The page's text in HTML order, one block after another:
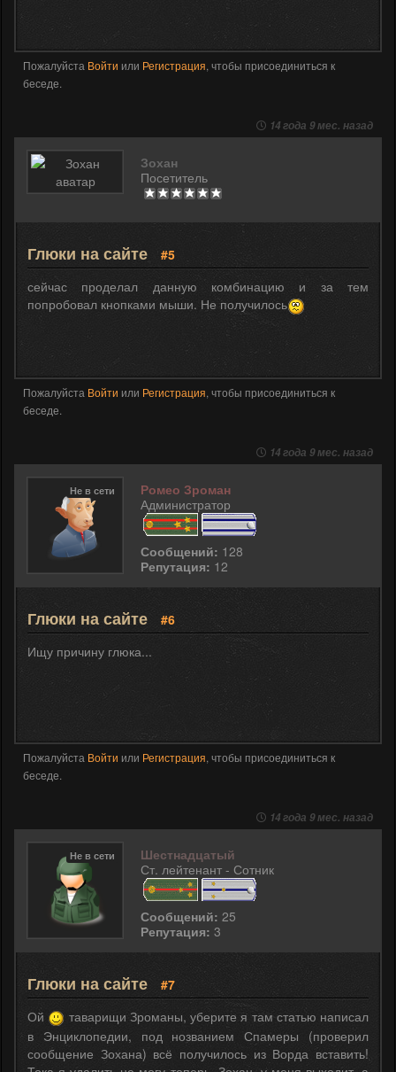
Пожалуйста Войти или Регистрация, чтобы присоединиться к
беседе.
14 года 9 мес. назад
Зохан
Посетитель
Глюки на сайте
#5
сейчас проделал данную комбинацию и за тем
попробовал кнопками мыши. Не получилось
Пожалуйста Войти или Регистрация, чтобы присоединиться к
беседе.
14 года 9 мес. назад
Не в сети
Ромео Зроман
Администратор
Сообщений: 128
Репутация: 12
Глюки на сайте
#6
Ищу причину глюка...
Пожалуйста Войти или Регистрация, чтобы присоединиться к
беседе.
14 года 9 мес. назад
Не в сети
Шестнадцатый
Ст. лейтенант - Сотник
Сообщений: 25
Репутация: 3
Глюки на сайте
#7
Ой
таварищи Зроманы, уберите я там статью написал
в Энциклопедии, под нозванием Спамеры (проверил
сообщение Зохана) всё получилось из Ворда вставить!